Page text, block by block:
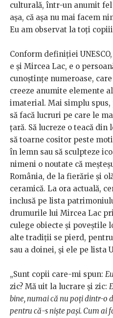
culturală, într-un anumit
așa, că așa nu mai facem
Eu am observat la toți
Conform definiției
e și Mircea Lac, e o
cunoștințe numeroase,
creeze anumite elemente
imaterial. Mai simplu
să facă lucruri pe care le
țară. Să lucreze o teacă
să toarne cositor peste
în lemn sau să sculpteze
nimeni o noutate că
România, de la fierărie și
ceramică. La ora actuală,
inclusă pe lista
drumurile lui Mircea Lac
culege obiecte și poveștile
alte tradiții se pierd,
sau a doinei, și ele pe lista
„Sunt copii care-mi spun:
zic? Mă uit la lucrare și zic:
bine, numai că nu poți dintr-o
pentru că-s niște pași. Cum ai